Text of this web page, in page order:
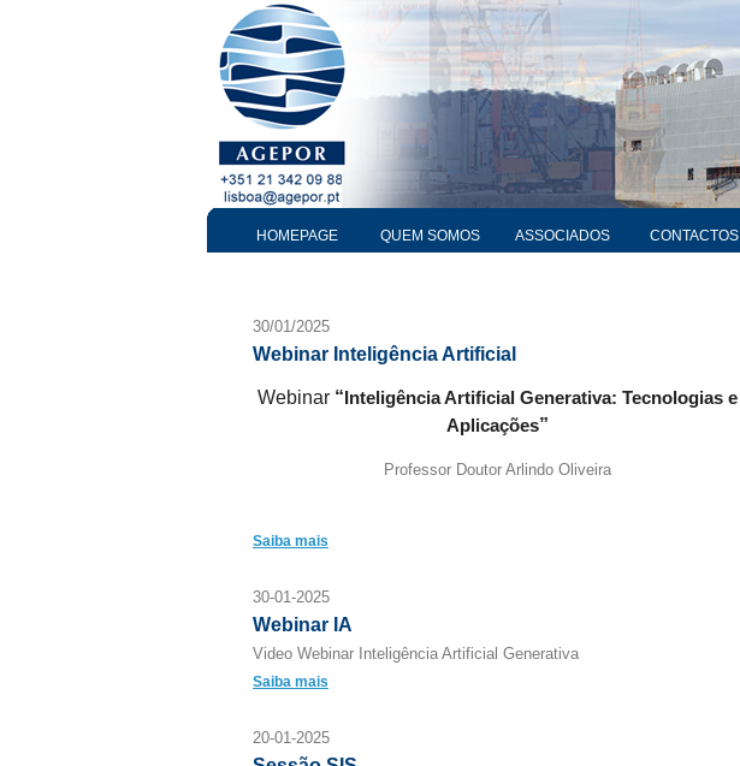
HOMEPAGE QUEM SOMOS ASSOCIADOS CONTACTOS
30/01/2025
Webinar Inteligência Artificial
Webinar “ Inteligência Artificial Generativa: Tecnologias e
Aplicações”
Professor Doutor Arlindo Oliveira
Saiba mais
30-01-2025
Webinar IA
Video Webinar Inteligência Artificial Generativa
Saiba mais
20-01-2025